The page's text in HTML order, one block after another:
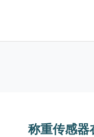
称重传感器